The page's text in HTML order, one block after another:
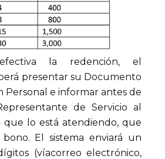
la redención, el
presentar su Documento
Personal e informar antes de
de Servicio al
que lo está atendiendo, que
El sistema enviará un
(víacorreo electrónico,